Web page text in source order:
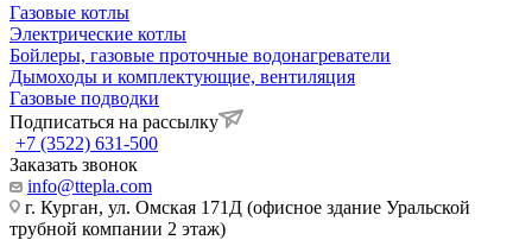
Газовые котлы
Электрические котлы
Бойлеры, газовые проточные водонагреватели
Дымоходы и комплектующие, вентиляция
Газовые подводки
Подписаться на рассылку
+7 (3522) 631-500
Заказать звонок
info@ttepla.com
г. Курган, ул. Омская 171Д (офисное здание Уральской
трубной компании 2 этаж)